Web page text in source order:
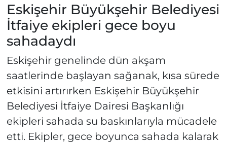
Eskişehir Büyükşehir Belediyesi
İtfaiye ekipleri gece boyu
sahadaydı
Eskişehir genelinde dün akşam
saatlerinde başlayan sağanak, kısa sürede
etkisini artırırken Eskişehir Büyükşehir
Belediyesi İtfaiye Dairesi Başkanlığı
ekipleri sahada su baskınlarıyla mücadele
etti. Ekipler, gece boyunca sahada kalarak